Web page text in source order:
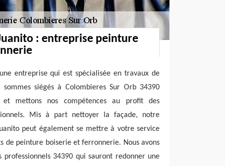
: entreprise peinture
entreprise qui est spécialisée en travaux de
siégés à Colombieres Sur Orb 34390
mettons nos compétences au profit des
Mis à part nettoyer la façade, notre
peut également se mettre à votre service
de peinture boiserie et ferronnerie. Nous avons
34390 qui sauront redonner une